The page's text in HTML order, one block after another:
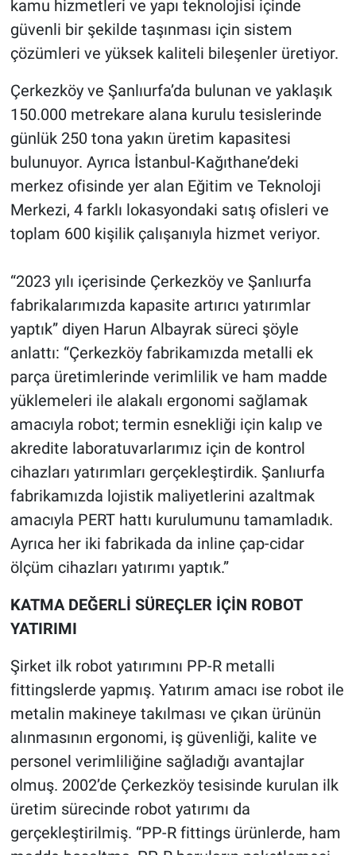
kamu hizmetleri ve yapı teknolojisi içinde
güvenli bir şekilde taşınması için sistem
çözümleri ve yüksek kaliteli bileşenler üretiyor.
Çerkezköy ve Şanlıurfa’da bulunan ve yaklaşık
150.000 metrekare alana kurulu tesislerinde
günlük 250 tona yakın üretim kapasitesi
bulunuyor. Ayrıca İstanbul-Kağıthane’deki
merkez ofisinde yer alan Eğitim ve Teknoloji
Merkezi, 4 farklı lokasyondaki satış ofisleri ve
toplam 600 kişilik çalışanıyla hizmet veriyor.
“2023 yılı içerisinde Çerkezköy ve Şanlıurfa
fabrikalarımızda kapasite artırıcı yatırımlar
yaptık” diyen Harun Albayrak süreci şöyle
anlattı: “Çerkezköy fabrikamızda metalli ek
parça üretimlerinde verimlilik ve ham madde
yüklemeleri ile alakalı ergonomi sağlamak
amacıyla robot; termin esnekliği için kalıp ve
akredite laboratuvarlarımız için de kontrol
cihazları yatırımları gerçekleştirdik. Şanlıurfa
fabrikamızda lojistik maliyetlerini azaltmak
amacıyla PERT hattı kurulumunu tamamladık.
Ayrıca her iki fabrikada da inline çap-cidar
ölçüm cihazları yatırımı yaptık.”
KATMA DEĞERLİ SÜREÇLER İÇİN ROBOT
YATIRIMI
Şirket ilk robot yatırımını PP-R metalli
fittingslerde yapmış. Yatırım amacı ise robot ile
metalin makineye takılması ve çıkan ürünün
alınmasının ergonomi, iş güvenliği, kalite ve
personel verimliliğine sağladığı avantajlar
olmuş. 2002’de Çerkezköy tesisinde kurulan ilk
üretim sürecinde robot yatırımı da
gerçekleştirilmiş. “PP-R fittings ürünlerde, ham